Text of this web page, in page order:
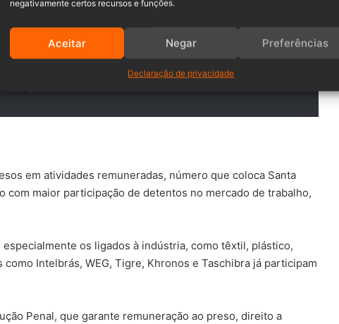
negativamente certos recursos e funções.
Aceitar Negar Preferências
Declaração de privacidade
do trabalho. Além de reduzir a
para que as empresas
e qualificada”, destacou.
em atividades remuneradas, número que coloca Santa
com maior participação de detentos no mercado de trabalho,
os ligados à indústria, como têxtil, plástico,
Intelbrás, WEG, Tigre, Khronos e Taschibra já participam
Penal, que garante remuneração ao preso, direito a